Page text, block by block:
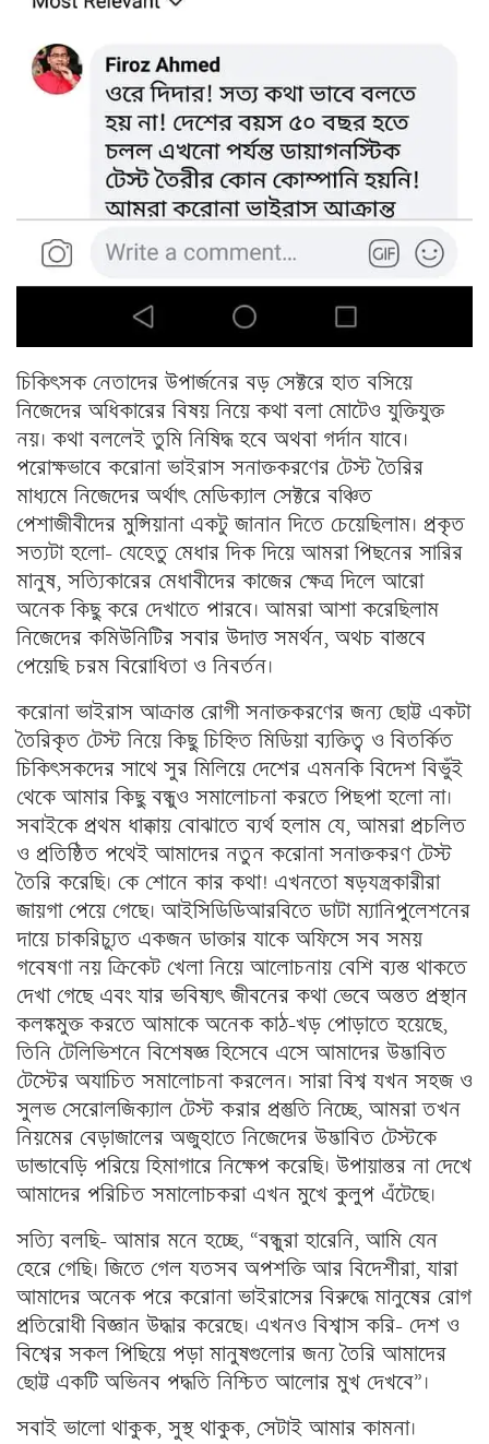
চিকিৎসক নেতাদের উপার্জনের বড় সেক্টরে হাত বসিয়ে
নিজেদের অধিকারের বিষয় নিয়ে কথা বলা মোটেও যুক্তিযুক্ত
নয়। কথা বললেই তুমি নিষিদ্ধ হবে অথবা গর্দান যাবে।
পরোক্ষভাবে করোনা ভাইরাস সনাক্তকরণের টেস্ট তৈরির
মাধ্যমে নিজেদের অর্থাৎ মেডিক্যাল সেক্টরে বঞ্চিত
পেশাজীবীদের মুন্সিয়ানা একটু জানান দিতে চেয়েছিলাম। প্রকৃত
সত্যটা হলো- যেহেতু মেধার দিক দিয়ে আমরা পিছনের সারির
মানুষ, সত্যিকারের মেধাবীদের কাজের ক্ষেত্র দিলে আরো
অনেক কিছু করে দেখাতে পারবে। আমরা আশা করেছিলাম
নিজেদের কমিউনিটির সবার উদাত্ত সমর্থন, অথচ বাস্তবে
পেয়েছি চরম বিরোধিতা ও নিবর্তন।
করোনা ভাইরাস আক্রান্ত রোগী সনাক্তকরণের জন্য ছোট্ট একটা
তৈরিকৃত টেস্ট নিয়ে কিছু চিহ্নিত মিডিয়া ব্যক্তিত্ব ও বিতর্কিত
চিকিৎসকদের সাথে সুর মিলিয়ে দেশের এমনকি বিদেশ বিভুঁই
থেকে আমার কিছু বন্ধুও সমালোচনা করতে পিছপা হলো না।
সবাইকে প্রথম ধাক্কায় বোঝাতে ব্যর্থ হলাম যে, আমরা প্রচলিত
ও প্রতিষ্ঠিত পথেই আমাদের নতুন করোনা সনাক্তকরণ টেস্ট
তৈরি করেছি। কে শোনে কার কথা! এখনতো ষড়যন্ত্রকারীরা
জায়গা পেয়ে গেছে। আইসিডিডিআরবিতে ডাটা ম্যানিপুলেশনের
দায়ে চাকরিচ্যুত একজন ডাক্তার যাকে অফিসে সব সময়
গবেষণা নয় ক্রিকেট খেলা নিয়ে আলোচনায় বেশি ব্যস্ত থাকতে
দেখা গেছে এবং যার ভবিষ্যৎ জীবনের কথা ভেবে অন্তত প্রস্থান
কলঙ্কমুক্ত করতে আমাকে অনেক কাঠ-খড় পোড়াতে হয়েছে,
তিনি টেলিভিশনে বিশেষজ্ঞ হিসেবে এসে আমাদের উদ্ভাবিত
টেস্টের অযাচিত সমালোচনা করলেন। সারা বিশ্ব যখন সহজ ও
সুলভ সেরোলজিক্যাল টেস্ট করার প্রস্তুতি নিচ্ছে, আমরা তখন
নিয়মের বেড়াজালের অজুহাতে নিজেদের উদ্ভাবিত টেস্টকে
ডান্ডাবেড়ি পরিয়ে হিমাগারে নিক্ষেপ করেছি। উপায়ান্তর না দেখে
আমাদের পরিচিত সমালোচকরা এখন মুখে কুলুপ এঁটেছে।
সত্যি বলছি- আমার মনে হচ্ছে, “বন্ধুরা হারেনি, আমি যেন
হেরে গেছি। জিতে গেল যতসব অপশক্তি আর বিদেশীরা, যারা
আমাদের অনেক পরে করোনা ভাইরাসের বিরুদ্ধে মানুষের রোগ
প্রতিরোধী বিজ্ঞান উদ্ধার করেছে। এখনও বিশ্বাস করি- দেশ ও
বিশ্বের সকল পিছিয়ে পড়া মানুষগুলোর জন্য তৈরি আমাদের
ছোট্ট একটি অভিনব পদ্ধতি নিশ্চিত আলোর মুখ দেখবে”।
সবাই ভালো থাকুক, সুস্থ থাকুক, সেটাই আমার কামনা।